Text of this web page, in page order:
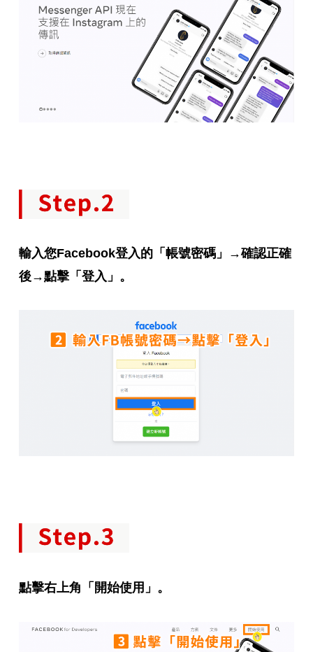
輸入您Facebook登入的「帳號密碼」→確認正確
後→點擊「登入」。
點擊右上角「開始使用」。